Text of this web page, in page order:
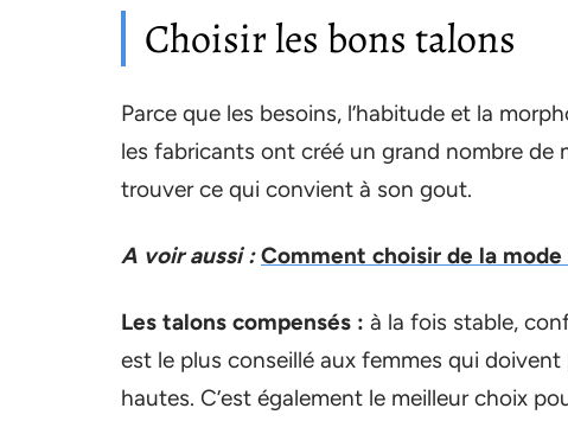
Choisir les bons talons
Parce que les besoins, l’habitude et la
les fabricants ont créé un grand nombre de
trouver ce qui convient à son gout.
A voir aussi : Comment choisir de la
Les talons compensés : à la fois stable,
est le plus conseillé aux femmes qui
hautes. C’est également le meilleur choix